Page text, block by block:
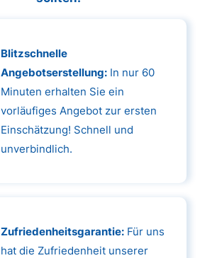
Blitzschnelle
Angebotserstellung:In nur 60
Minuten erhalten Sie ein
vorläufiges Angebot zur ersten
Einschätzung! Schnell und
unverbindlich.
Zufriedenheitsgarantie:Für uns
hat die Zufriedenheit unserer